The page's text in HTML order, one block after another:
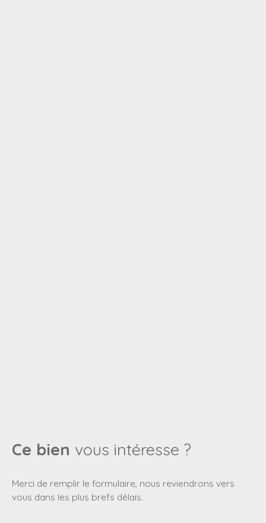
Ce bien vous intéresse ?
Merci de remplir le formulaire, nous reviendrons vers
vous dans les plus brefs délais.